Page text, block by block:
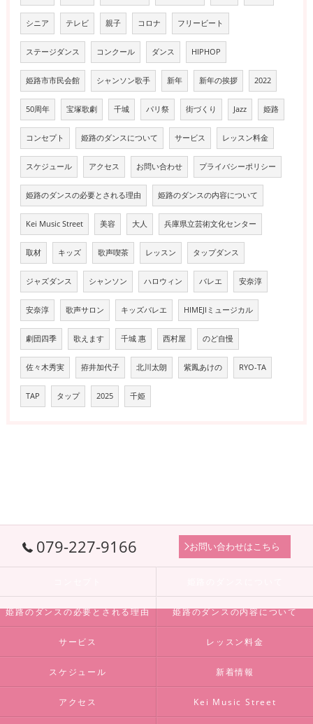
シニア テレビ 親子 コロナ フリービート
ステージダンス コンクール ダンス HIPHOP
姫路市市民会館 シャンソン歌手 新年 新年の挨拶 2022
50周年 宝塚歌劇 千城 パリ祭 街づくり Jazz 姫路
コンセプト 姫路のダンスについて サービス レッスン料金
スケジュール アクセス お問い合わせ プライバシーポリシー
姫路のダンスの必要とされる理由 姫路のダンスの内容について
Kei Music Street 美容 大人 兵庫県立芸術文化センター
取材 キッズ 歌声喫茶 レッスン タップダンス
ジャズダンス シャンソン ハロウィン バレエ 安奈淳
安奈淳 歌声サロン キッズバレエ HIMEJIミュージカル
劇団四季 歌えます 千城 惠 西村屋 のど自慢
佐々木秀実 拵井加代子 北川太朗 紫鳳あけの RYO-TA
TAP タップ 2025 千姫
079-227-9166 お問い合わせはこちら
姫路のダンスの必要とされる理由 姫路のダンスの内容について
サービス レッスン料金
スケジュール 新着情報
アクセス Kei Music Street